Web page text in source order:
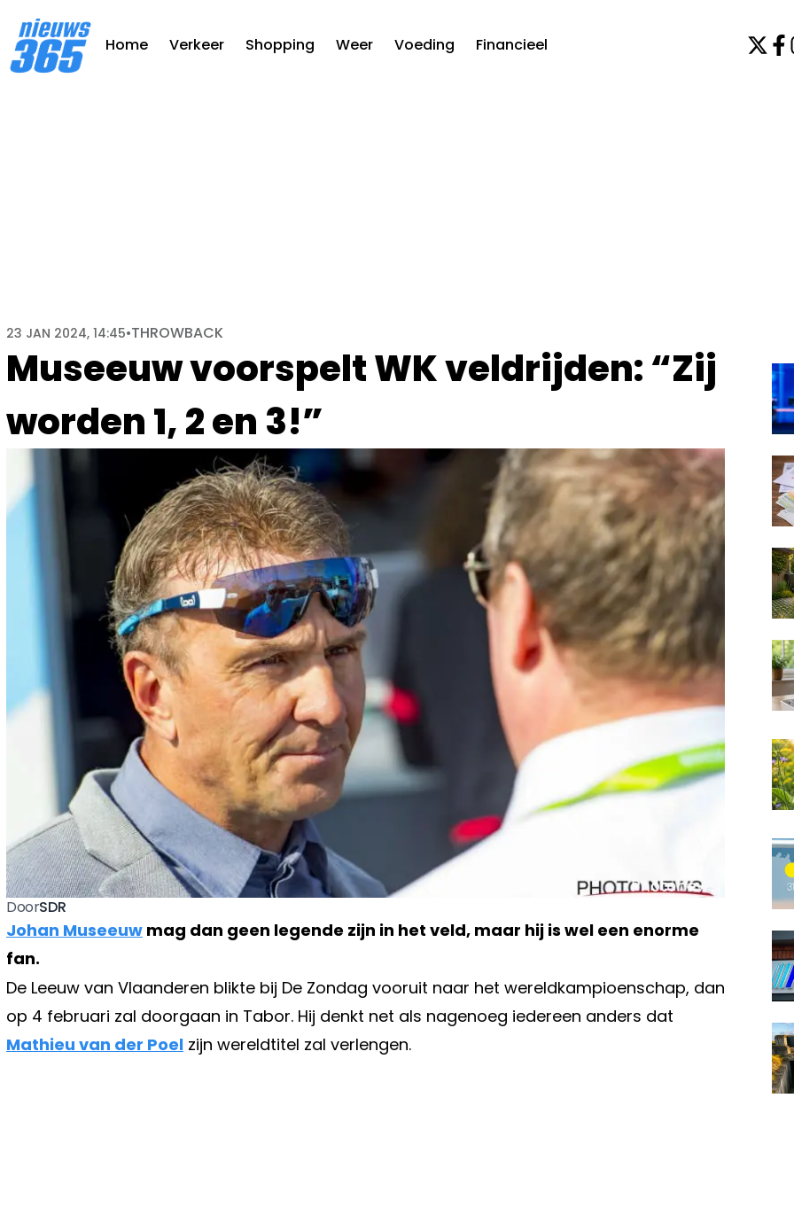
Home Verkeer Shopping Weer Voeding Financieel
Museeuw voorspelt WK veldrijden: “Zij
worden 1, 2 en 3!”
23 JAN 2024, 14:45•THROWBACK
DoorSDR
Johan Museeuw mag dan geen legende zijn in het veld, maar hij is wel een enorme
fan.
De Leeuw van Vlaanderen blikte bij De Zondag vooruit naar het wereldkampioenschap, dan
op 4 februari zal doorgaan in Tabor. Hij denkt net als nagenoeg iedereen anders dat
Mathieu van der Poel zijn wereldtitel zal verlengen.